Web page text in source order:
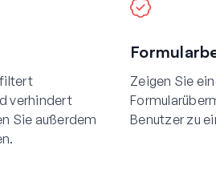
verhindert
Sie außerdem
Zeigen Sie
Benutzer zu